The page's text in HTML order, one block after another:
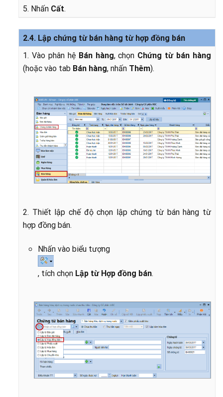
5. Nhấn Cất.
2.4. Lập chứng từ bán hàng từ hợp đồng bán
1. Vào phân hệBán hàng, chọn Chứng từ bán hàng
(hoặc vào tab Bán hàng, nhấn Thêm).
2. Thiết lập chế độ chọn lập chứng từ bán hàng từ
hợp đồng bán.
Nhấn vào biểu tượng
, tích chọn Lập từ Hợp đồng bán.